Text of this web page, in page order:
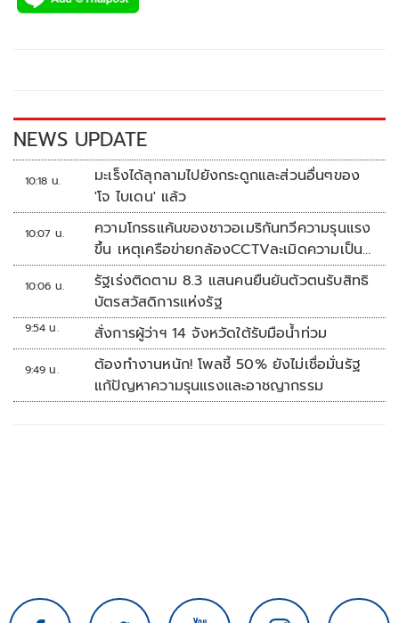
e
k
tt p
k
NEWS UPDATE
10:18 น.
มะเร็งได้ลุกลามไปยังกระดูกและส่วนอื่นๆของ
'โจ ไบเดน' แล้ว
10:07 น.
ความโกรธแค้นของชาวอเมริกันทวีความรุนแรง
ขึ้น เหตุเครือข่ายกล้องCCTVละเมิดความเป็น
ส่วนตัว
10:06 น.
รัฐเร่งติดตาม 8.3 แสนคนยืนยันตัวตนรับสิทธิ
บัตรสวัสดิการแห่งรัฐ
9:54 น. สั่งการผู้ว่าฯ 14 จังหวัดใต้รับมือน้ำท่วม
9:49 น.
ต้องทำงานหนัก! โพลชี้ 50% ยังไม่เชื่อมั่นรัฐ
แก้ปัญหาความรุนแรงและอาชญากรรม